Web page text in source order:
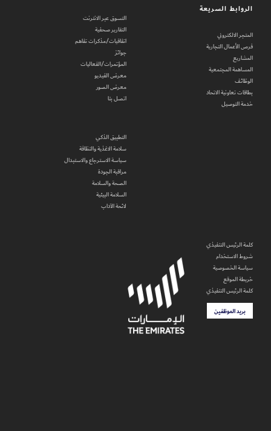
الروابط السريعة
المتجر الالكتروني
فرص الأعمال التجارية
المشاريع
المساهمة المجتمعية
الوظائف
بطاقات تعاونية الاتحاد
خدمة التوصيل
التسوق عبر الانترنت
التقارير صحفية
اتفاقيات/مذكرات تفاهم
جوائز
المؤتمرات/الفعاليات
معرض الفيديو
معرض الصور
اتصل بنا
التطبيق الذكي
سلامة الاغذية والنظافة
سياسة الاسترجاع والاستبدال
مراقبة الجودة
الصحة والسلامة
السلامة البيئية
لائحة الآداب
كلمة الرئيس التنفيذي
شروط الاستخدام
سياسة الخصوصية
خريطة الموقع
كلمة الرئيس التنفيذي
بريد الموظفين